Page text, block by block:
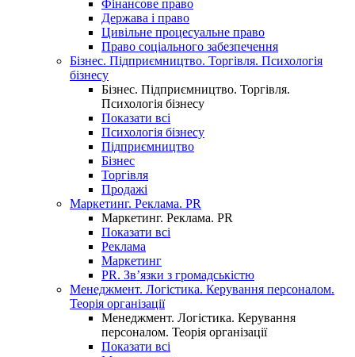
Фінансове право
Держава і право
Цивільне процесуальне право
Право соціального забезпечення
Бізнес. Підприємництво. Торгівля. Психологія
бізнесу
Бізнес. Підприємництво. Торгівля.
Психологія бізнесу
Показати всі
Психологія бізнесу
Підприємництво
Бізнес
Торгівля
Продажі
Маркетинг. Реклама. PR
Маркетинг. Реклама. PR
Показати всі
Реклама
Маркетинг
PR. Зв’язки з громадськістю
Менеджмент. Логістика. Керування персоналом.
Теорія організації
Менеджмент. Логістика. Керування
персоналом. Теорія організації
Показати всі